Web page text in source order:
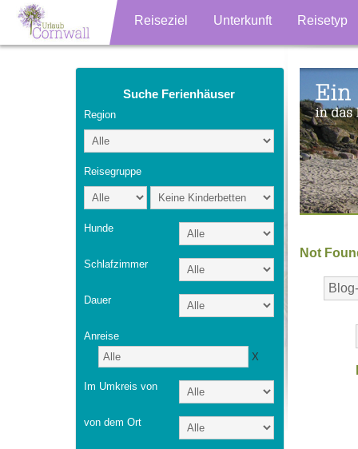
Reiseziel Unterkunft Reisetyp
Suche Ferienhäuser
Region
Reisegruppe
Hunde
Schlafzimmer
Dauer
Anreise
X
Im Umkreis von
von dem Ort
Not